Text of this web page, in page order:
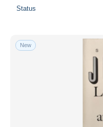
Status
New